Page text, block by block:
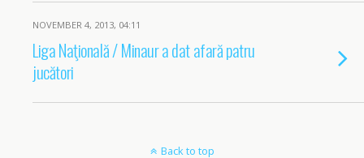
NOVEMBER 4, 2013, 04:11
Liga Naţională / Minaur a dat afară patru
jucători
Back to top